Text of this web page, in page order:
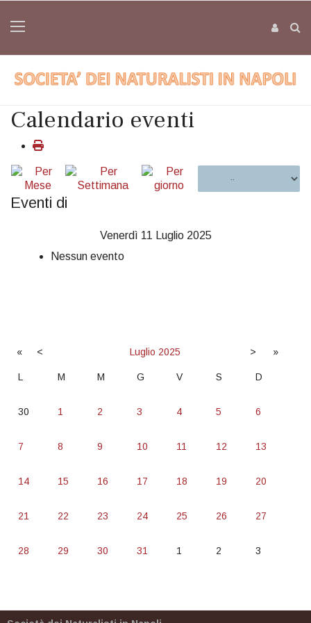
Calendario eventi
Eventi di
Venerdì 11 Luglio 2025
Nessun evento
« < Luglio 2025 > »
L M M G V S D
30 1 2 3 4 5 6
7 8 9 10 11 12 13
14 15 16 17 18 19 20
21 22 23 24 25 26 27
28 29 30 31 1 2 3